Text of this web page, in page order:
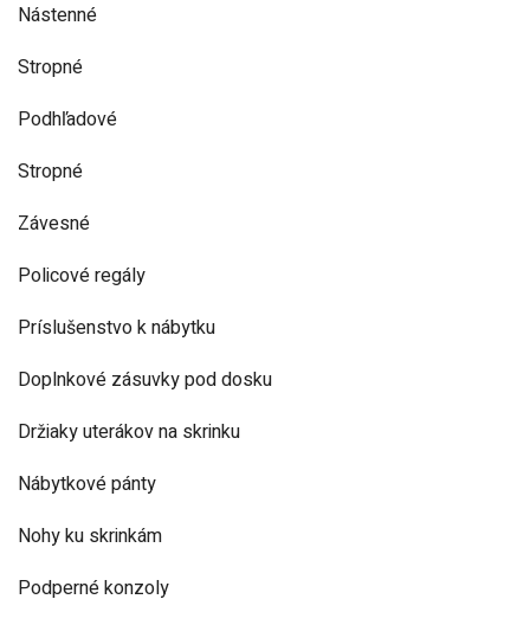
Nástenné
Stropné
Podhľadové
Stropné
Závesné
Policové regály
Príslušenstvo k nábytku
Doplnkové zásuvky pod dosku
Držiaky uterákov na skrinku
Nábytkové pánty
Nohy ku skrinkám
Podperné konzoly